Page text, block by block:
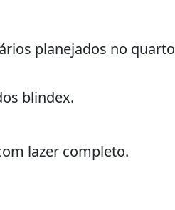
planejados no quarto
blindex.
lazer completo.